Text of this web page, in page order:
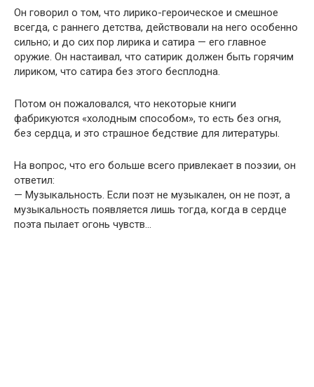
Он говорил о том, что лирико-героическое и смешное
всегда, с раннего детства, действовали на него особенно
сильно; и до сих пор лирика и сатира — его главное
оружие. Он настаивал, что сатирик должен быть горячим
лириком, что сатира без этого бесплодна.
Потом он пожаловался, что некоторые книги
фабрикуются «холодным способом», то есть без огня,
без сердца, и это страшное бедствие для литературы.
На вопрос, что его больше всего привлекает в поэзии, он
ответил:
— Музыкальность. Если поэт не музыкален, он не поэт, а
музыкальность появляется лишь тогда, когда в сердце
поэта пылает огонь чувств…